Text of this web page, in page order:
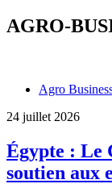
AGRO-
Agro
24 juillet 2026
Égypte : Le
soutien aux